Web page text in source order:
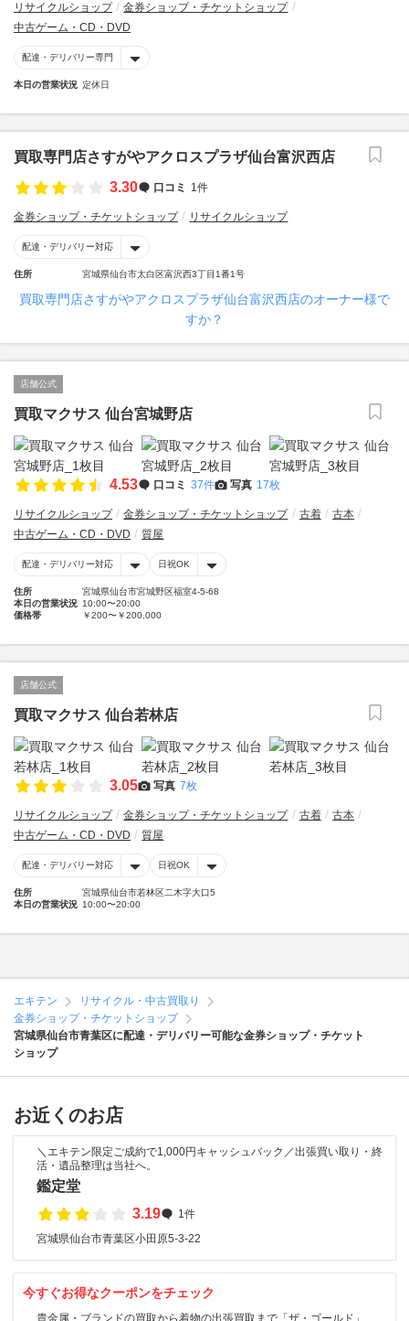
リサイクルショップ
金券ショップ・チケットショップ
中古ゲーム・CD・DVD
配達・デリバリー専門
本日の営業状況 定休日
買取専門店さすがやアクロスプラザ仙台富沢西店
3.30
口コミ 1件
金券ショップ・チケットショップ リサイクルショップ
配達・デリバリー対応
住所 宮城県仙台市太白区富沢西3丁目1番1号
買取専門店さすがやアクロスプラザ仙台富沢西店のオーナー様で
すか？
店舗公式
買取マクサス 仙台宮城野店
4.53 口コミ 37件 写真 17枚
リサイクルショップ 金券ショップ・チケットショップ 古着
古本
中古ゲーム・CD・DVD
質屋
配達・デリバリー対応 日祝OK
住所
宮城県仙台市宮城野区福室4-5-68
本日の営業状況 10:00〜20:00
価格帯
￥200〜￥200,000
店舗公式
買取マクサス 仙台若林店
3.05 写真 7枚
リサイクルショップ 金券ショップ・チケットショップ 古着
古本
中古ゲーム・CD・DVD
質屋
配達・デリバリー対応 日祝OK
住所
宮城県仙台市若林区二木字大口5
本日の営業状況 10:00〜20:00
エキテン
リサイクル・中古買取り
金券ショップ・チケットショップ
宮城県仙台市青葉区に配達・デリバリー可能な金券ショップ・チケット
ショップ
お近くのお店
＼エキテン限定ご成約で1,000円キャッシュバック／出張買い取り・終
活・遺品整理は当社へ。
鑑定堂
3.19
1件
宮城県仙台市青葉区小田原5-3-22
今すぐお得なクーポンをチェック
貴金属・ブランドの買取から着物の出張買取まで「ザ・ゴールド」